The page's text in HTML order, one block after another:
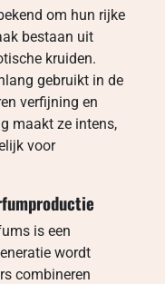
om hun rijke
bestaan uit
kruiden.
gebruikt in de
verfijning en
maakt ze intens,
voor
is een
wordt
combineren